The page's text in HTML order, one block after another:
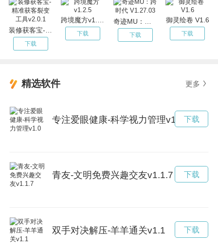
下载
下载 下载
御灵绘卷 V1.6
下载
精选软件 更多
专注爱眼健康-科学视力管理v1.0 下载
青友-文明免费兴趣交友v1.1.7 下载
双手对决解压-羊羊通关v1.1 下载